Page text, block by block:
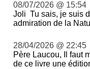
08/07/2026 @ 15:54
Joli Tu sais, je suis
admiration de la
28/04/2026 @ 22:45
Père Laucou, Il faut
de ce livre une